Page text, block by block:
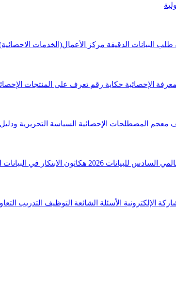
طلب البيانات الدقيقة مركز الأعمال(الخدمات
الإحصائية حكاية رقم تعرف على المنتجات
معجم المصطلحات الإحصائية السياسة التحريرية ودليل
السادس للبيانات 2026 هكاثون الابتكار في البيانات
الإلكترونية الأسئلة الشائعة التوظيف التدريب